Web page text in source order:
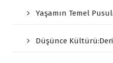
Yaşamın Temel
Düşünce